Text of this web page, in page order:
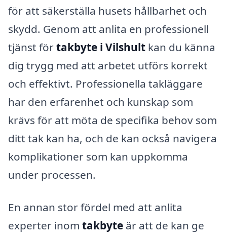
för att säkerställa husets hållbarhet och
skydd. Genom att anlita en professionell
tjänst förtakbyte i Vilshult kan du känna
dig trygg med att arbetet utförs korrekt
och effektivt. Professionella takläggare
har den erfarenhet och kunskap som
krävs för att möta de specifika behov som
ditt tak kan ha, och de kan också navigera
komplikationer som kan uppkomma
under processen.
En annan stor fördel med att anlita
experter inom takbyte är att de kan ge